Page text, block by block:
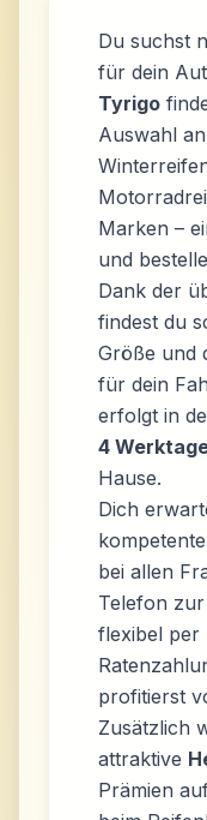
Du suchst
für dein
Tyrigo
Auswahl
Marken –
und
Dank der
findest du
Größe und
für dein
erfolgt in
4
Hause.
Dich
bei allen
Telefon
flexibel per
profitierst
Zusätzlich
attraktive
Prämien